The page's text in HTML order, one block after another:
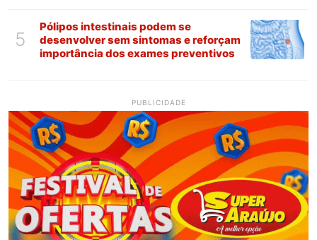
5
Pólipos intestinais podem se
desenvolver sem sintomas e reforçam
importância dos exames preventivos
PUBLICIDADE